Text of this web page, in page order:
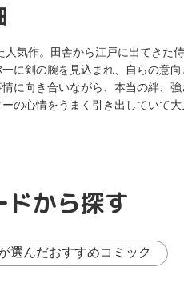
人気作。田舎から江戸に出てきた
に剣の腕を見込まれ、自らの意
に向き合いながら、本当の絆、
の心情をうまく引き出していて
ドから探す
選んだおすすめコミック